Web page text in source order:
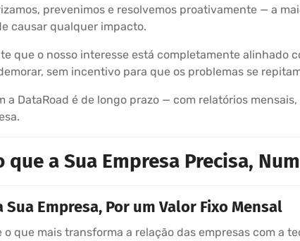
prevenimos e resolvemos proativamente — a
causar qualquer impacto.
que o nosso interesse está completamente alinhado
sem incentivo para que os problemas se
a DataRoad é de longo prazo — com relatórios
a Sua Empresa Precisa,
Empresa, Por um Valor Fixo Mensal
que mais transforma a relação das empresas com a